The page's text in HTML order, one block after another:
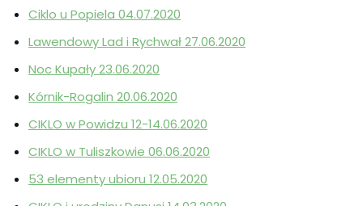
Ciklo u Popiela 04.07.2020
Lawendowy Lad i Rychwał 27.06.2020
Noc Kupały 23.06.2020
Kórnik-Rogalin 20.06.2020
CIKLO w Powidzu 12-14.06.2020
CIKLO w Tuliszkowie 06.06.2020
53 elementy ubioru 12.05.2020